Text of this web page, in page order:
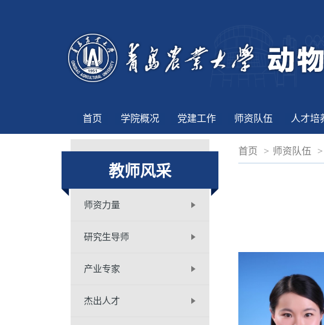
首页 学院概况 党建工作 师资队伍 人才培
教师风采
师资力量
研究生导师
产业专家
杰出人才
首页 > 师资队伍 >